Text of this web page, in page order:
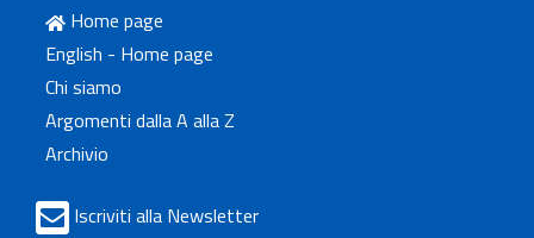
Home page
English - Home page
Chi siamo
Argomenti dalla A alla Z
Archivio
Iscriviti alla Newsletter